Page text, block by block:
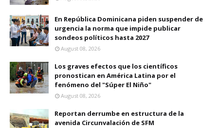
En República Dominicana piden suspender de
urgencia la norma que impide publicar
sondeos políticos hasta 2027
August 08, 2026
Los graves efectos que los científicos
pronostican en América Latina por el
fenómeno del "Súper El Niño"
August 08, 2026
Reportan derrumbe en estructura de la
avenida Circunvalación de SFM